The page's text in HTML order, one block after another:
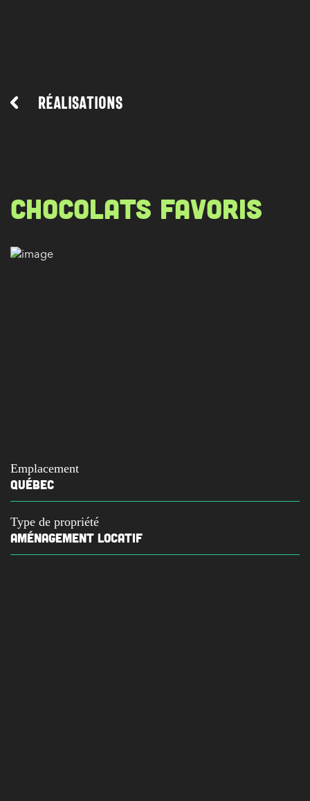
Réalisations
CHOCOLATS FAVORIS
Emplacement
QUÉBEC
Type de propriété
AMÉNAGEMENT LOCATIF